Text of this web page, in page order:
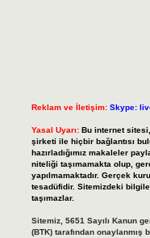
Reklam ve İletişim: Skype:
Yasal Uyarı: Bu internet
şirketi ile hiçbir bağlantısı
hazırladığımız makaleler
niteliği taşımamakta olup,
yapılmamaktadır. Gerçek
tesadüfidir. Sitemizdeki
taşımazlar.
Sitemiz, 5651 Sayılı Kanun
(BTK) tarafından onaylanmış